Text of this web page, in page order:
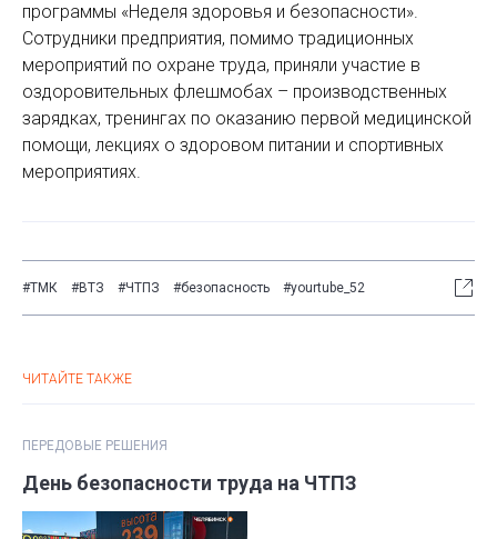
программы «Неделя здоровья и безопасности».
Сотрудники предприятия, помимо традиционных
мероприятий по охране труда, приняли участие в
оздоровительных флешмобах – производственных
зарядках, тренингах по оказанию первой медицинской
помощи, лекциях о здоровом питании и спортивных
мероприятиях.
#ТМК #ВТЗ #ЧТПЗ #безопасность #yourtube_52
ЧИТАЙТЕ ТАКЖЕ
ПЕРЕДОВЫЕ РЕШЕНИЯ
День безопасности труда на ЧТПЗ